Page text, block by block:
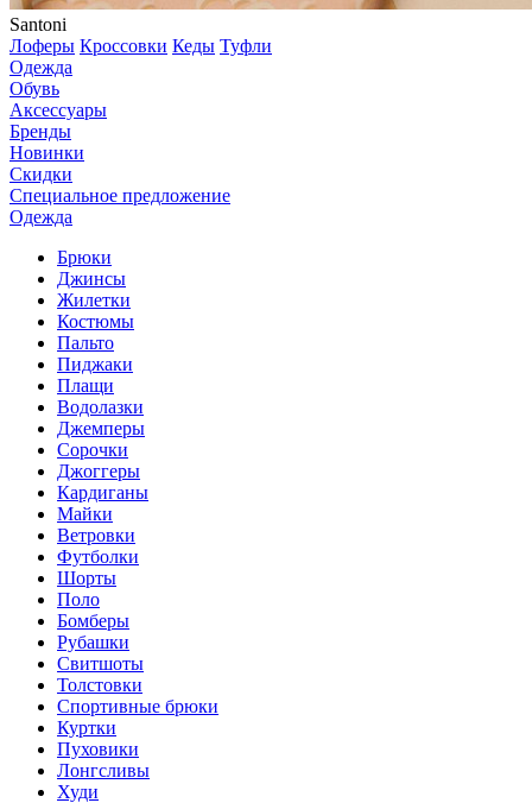
Santoni
Лоферы Кроссовки Кеды Туфли
Одежда
Обувь
Аксессуары
Бренды
Новинки
Скидки
Специальное предложение
Одежда
Брюки
Джинсы
Жилетки
Костюмы
Пальто
Пиджаки
Плащи
Водолазки
Джемперы
Сорочки
Джоггеры
Кардиганы
Майки
Ветровки
Футболки
Шорты
Поло
Бомберы
Рубашки
Свитшоты
Толстовки
Спортивные брюки
Куртки
Пуховики
Лонгсливы
Худи